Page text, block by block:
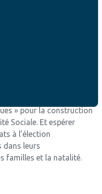
» pour la construction
Sociale. Et espérer
à l’élection
dans leurs
familles et la natalité.